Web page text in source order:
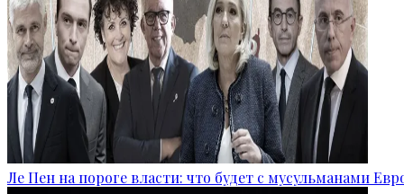
Ле Пен на пороге власти: что будет с мусульманами